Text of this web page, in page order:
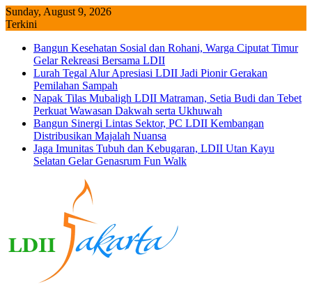
Skip
to
Sunday, August 9, 2026
Terkini
Bangun Kesehatan Sosial dan Rohani, Warga Ciputat Timur
Gelar Rekreasi Bersama LDII
Lurah Tegal Alur Apresiasi LDII Jadi Pionir Gerakan
Pemilahan Sampah
Napak Tilas Mubaligh LDII Matraman, Setia Budi dan Tebet
Perkuat Wawasan Dakwah serta Ukhuwah
Bangun Sinergi Lintas Sektor, PC LDII Kembangan
Distribusikan Majalah Nuansa
Jaga Imunitas Tubuh dan Kebugaran, LDII Utan Kayu
Selatan Gelar Genasrum Fun Walk